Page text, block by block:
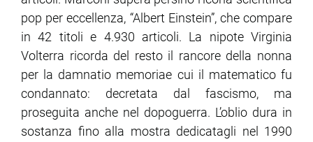
pop per eccellenza, “Albert Einstein”, che compare
in 42 titoli e 4.930 articoli. La nipote Virginia
Volterra ricorda del resto il rancore della nonna
per la damnatio memoriae cui il matematico fu
condannato: decretata dal fascismo, ma
proseguita anche nel dopoguerra. L’oblio dura in
sostanza fino alla mostra dedicatagli nel 1990